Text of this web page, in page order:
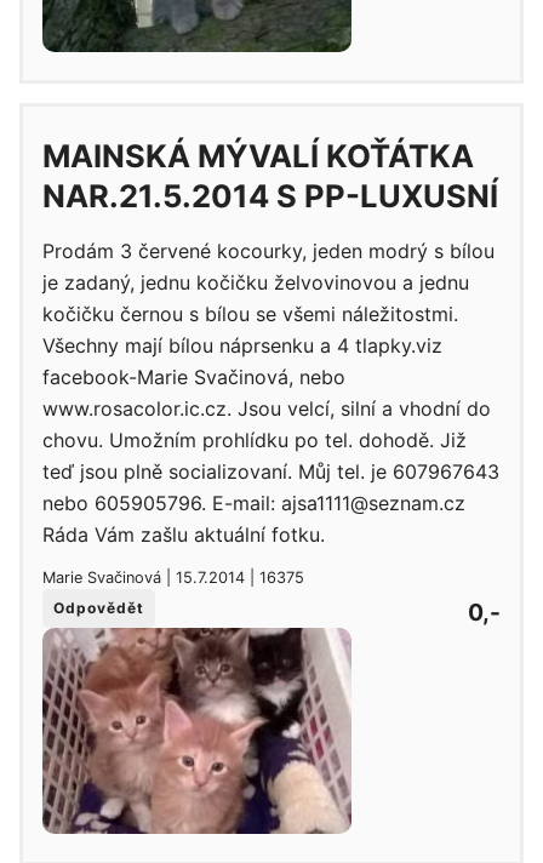
MAINSKÁ MÝVALÍ KOŤÁTKA
NAR.21.5.2014 S PP-LUXUSNÍ
Prodám 3 červené kocourky, jeden modrý s bílou
je zadaný, jednu kočičku želvovinovou a jednu
kočičku černou s bílou se všemi náležitostmi.
Všechny mají bílou náprsenku a 4 tlapky.viz
facebook-Marie Svačinová, nebo
www.rosacolor.ic.cz. Jsou velcí, silní a vhodní do
chovu. Umožním prohlídku po tel. dohodě. Již
teď jsou plně socializovaní. Můj tel. je 607967643
nebo 605905796. E-mail: ajsa1111@seznam.cz
Ráda Vám zašlu aktuální fotku.
Marie Svačinová | 15.7.2014 | 16375
Odpovědět
0,-